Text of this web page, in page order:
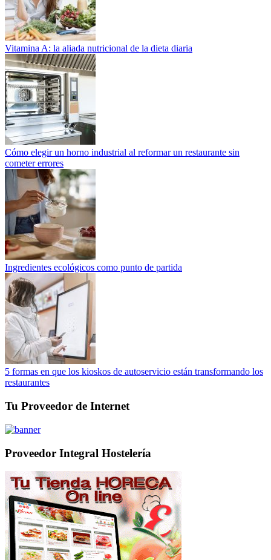
Vitamina A: la aliada nutricional de la dieta diaria
Cómo elegir un horno industrial al reformar un restaurante sin
cometer errores
Ingredientes ecológicos como punto de partida
5 formas en que los kioskos de autoservicio están transformando los
restaurantes
Tu Proveedor de Internet
Proveedor Integral Hostelería